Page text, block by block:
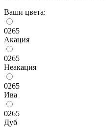
Ваши цвета:
0265
Акация
0265
Неакация
0265
Ива
0265
Дуб